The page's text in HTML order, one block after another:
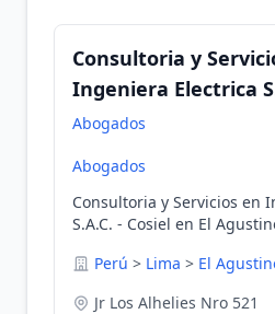
Consultoria y
Ingeniera Electrica
Abogados
Abogados
Consultoria y Servicios en
S.A.C. - Cosiel en El
Perú > Lima > El
Jr Los Alhelies Nro 521